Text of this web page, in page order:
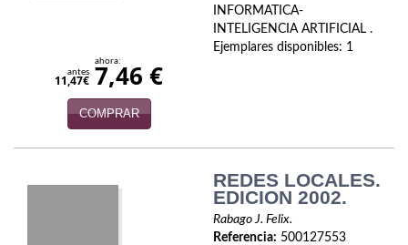
Ensayo
Ensayo literario
INFORMATICA-
INTELIGENCIA ARTIFICIAL .
Ejemplares disponibles: 1
antes
11,47€
ahora:
7,46 €
COMPRAR
REDES LOCALES.
EDICION 2002.
Rabago J. Felix.
Referencia: 500127553